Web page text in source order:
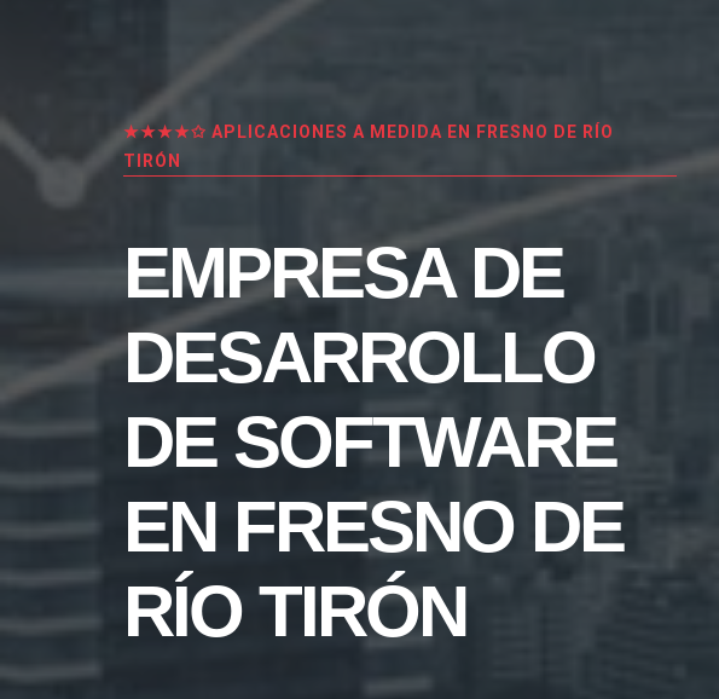
★★★★✩ APLICACIONES A MEDIDA EN FRESNO DE RÍO
TIRÓN
EMPRESA DE
DESARROLLO
DE SOFTWARE
EN FRESNO DE
RÍO TIRÓN